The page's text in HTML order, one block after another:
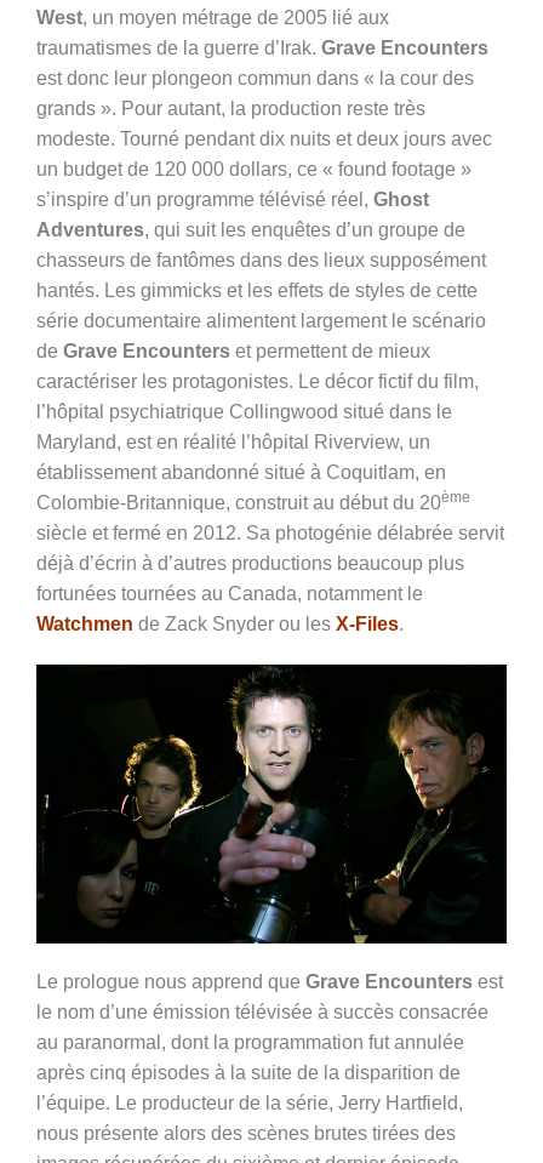
West, un moyen métrage de 2005 lié aux
traumatismes de la guerre d’Irak. Grave Encounters
est donc leur plongeon commun dans « la cour des
grands ». Pour autant, la production reste très
modeste. Tourné pendant dix nuits et deux jours avec
un budget de 120 000 dollars, ce « found footage »
s’inspire d’un programme télévisé réel, Ghost
Adventures, qui suit les enquêtes d’un groupe de
chasseurs de fantômes dans des lieux supposément
hantés. Les gimmicks et les effets de styles de cette
série documentaire alimentent largement le scénario
de Grave Encounters et permettent de mieux
caractériser les protagonistes. Le décor fictif du film,
l’hôpital psychiatrique Collingwood situé dans le
Maryland, est en réalité l’hôpital Riverview, un
établissement abandonné situé à Coquitlam, en
Colombie-Britannique, construit au début du 20ème
siècle et fermé en 2012. Sa photogénie délabrée servit
déjà d’écrin à d’autres productions beaucoup plus
fortunées tournées au Canada, notamment le
Watchmen de Zack Snyder ou les X-Files.
Le prologue nous apprend que Grave Encounters est
le nom d’une émission télévisée à succès consacrée
au paranormal, dont la programmation fut annulée
après cinq épisodes à la suite de la disparition de
l’équipe. Le producteur de la série, Jerry Hartfield,
nous présente alors des scènes brutes tirées des